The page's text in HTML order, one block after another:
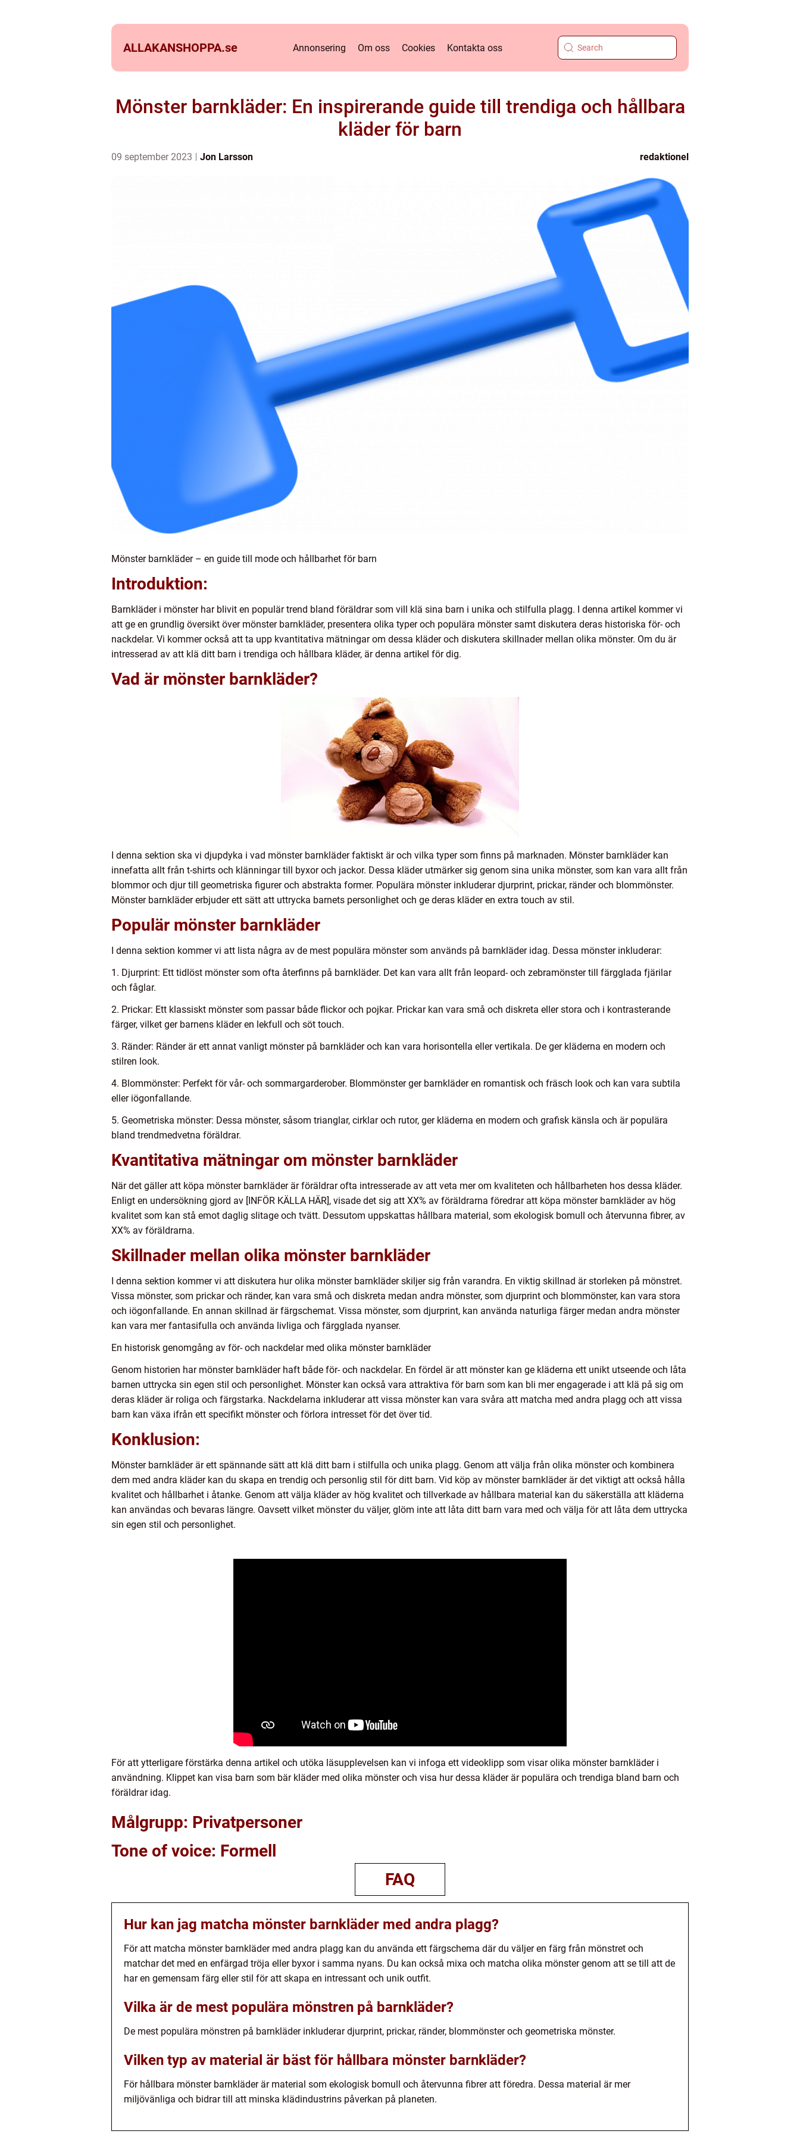
ALLAKANSHOPPA.se Annonsering Om oss Cookies Kontakta oss
Mönster barnkläder: En inspirerande guide till trendiga och hållbara
kläder för barn
09 september 2023 Jon Larsson redaktionel
Mönster barnkläder – en guide till mode och hållbarhet för barn
Introduktion:
Barnkläder i mönster har blivit en populär trend bland föräldrar som vill klä sina barn i unika och stilfulla plagg. I denna artikel kommer vi
att ge en grundlig översikt över mönster barnkläder, presentera olika typer och populära mönster samt diskutera deras historiska för- och
nackdelar. Vi kommer också att ta upp kvantitativa mätningar om dessa kläder och diskutera skillnader mellan olika mönster. Om du är
intresserad av att klä ditt barn i trendiga och hållbara kläder, är denna artikel för dig.
Vad är mönster barnkläder?
I denna sektion ska vi djupdyka i vad mönster barnkläder faktiskt är och vilka typer som finns på marknaden. Mönster barnkläder kan
innefatta allt från t-shirts och klänningar till byxor och jackor. Dessa kläder utmärker sig genom sina unika mönster, som kan vara allt från
blommor och djur till geometriska figurer och abstrakta former. Populära mönster inkluderar djurprint, prickar, ränder och blommönster.
Mönster barnkläder erbjuder ett sätt att uttrycka barnets personlighet och ge deras kläder en extra touch av stil.
Populär mönster barnkläder
I denna sektion kommer vi att lista några av de mest populära mönster som används på barnkläder idag. Dessa mönster inkluderar:
1. Djurprint: Ett tidlöst mönster som ofta återfinns på barnkläder. Det kan vara allt från leopard- och zebramönster till färgglada fjärilar
och fåglar.
2. Prickar: Ett klassiskt mönster som passar både flickor och pojkar. Prickar kan vara små och diskreta eller stora och i kontrasterande
färger, vilket ger barnens kläder en lekfull och söt touch.
3. Ränder: Ränder är ett annat vanligt mönster på barnkläder och kan vara horisontella eller vertikala. De ger kläderna en modern och
stilren look.
4. Blommönster: Perfekt för vår- och sommargarderober. Blommönster ger barnkläder en romantisk och fräsch look och kan vara subtila
eller iögonfallande.
5. Geometriska mönster: Dessa mönster, såsom trianglar, cirklar och rutor, ger kläderna en modern och grafisk känsla och är populära
bland trendmedvetna föräldrar.
Kvantitativa mätningar om mönster barnkläder
När det gäller att köpa mönster barnkläder är föräldrar ofta intresserade av att veta mer om kvaliteten och hållbarheten hos dessa kläder.
Enligt en undersökning gjord av [INFÖR KÄLLA HÄR], visade det sig att XX% av föräldrarna föredrar att köpa mönster barnkläder av hög
kvalitet som kan stå emot daglig slitage och tvätt. Dessutom uppskattas hållbara material, som ekologisk bomull och återvunna fibrer, av
XX% av föräldrarna.
Skillnader mellan olika mönster barnkläder
I denna sektion kommer vi att diskutera hur olika mönster barnkläder skiljer sig från varandra. En viktig skillnad är storleken på mönstret.
Vissa mönster, som prickar och ränder, kan vara små och diskreta medan andra mönster, som djurprint och blommönster, kan vara stora
och iögonfallande. En annan skillnad är färgschemat. Vissa mönster, som djurprint, kan använda naturliga färger medan andra mönster
kan vara mer fantasifulla och använda livliga och färgglada nyanser.
En historisk genomgång av för- och nackdelar med olika mönster barnkläder
Genom historien har mönster barnkläder haft både för- och nackdelar. En fördel är att mönster kan ge kläderna ett unikt utseende och låta
barnen uttrycka sin egen stil och personlighet. Mönster kan också vara attraktiva för barn som kan bli mer engagerade i att klä på sig om
deras kläder är roliga och färgstarka. Nackdelarna inkluderar att vissa mönster kan vara svåra att matcha med andra plagg och att vissa
barn kan växa ifrån ett specifikt mönster och förlora intresset för det över tid.
Konklusion:
Mönster barnkläder är ett spännande sätt att klä ditt barn i stilfulla och unika plagg. Genom att välja från olika mönster och kombinera
dem med andra kläder kan du skapa en trendig och personlig stil för ditt barn. Vid köp av mönster barnkläder är det viktigt att också hålla
kvalitet och hållbarhet i åtanke. Genom att välja kläder av hög kvalitet och tillverkade av hållbara material kan du säkerställa att kläderna
kan användas och bevaras längre. Oavsett vilket mönster du väljer, glöm inte att låta ditt barn vara med och välja för att låta dem uttrycka
sin egen stil och personlighet.
För att ytterligare förstärka denna artikel och utöka läsupplevelsen kan vi infoga ett videoklipp som visar olika mönster barnkläder i
användning. Klippet kan visa barn som bär kläder med olika mönster och visa hur dessa kläder är populära och trendiga bland barn och
föräldrar idag.
Målgrupp: Privatpersoner
Tone of voice: Formell
FAQ
Hur kan jag matcha mönster barnkläder med andra plagg?
För att matcha mönster barnkläder med andra plagg kan du använda ett färgschema där du väljer en färg från mönstret och
matchar det med en enfärgad tröja eller byxor i samma nyans. Du kan också mixa och matcha olika mönster genom att se till att de
har en gemensam färg eller stil för att skapa en intressant och unik outfit.
Vilka är de mest populära mönstren på barnkläder?
De mest populära mönstren på barnkläder inkluderar djurprint, prickar, ränder, blommönster och geometriska mönster.
Vilken typ av material är bäst för hållbara mönster barnkläder?
För hållbara mönster barnkläder är material som ekologisk bomull och återvunna fibrer att föredra. Dessa material är mer
miljövänliga och bidrar till att minska klädindustrins påverkan på planeten.